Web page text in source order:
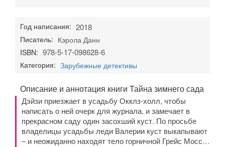
Год написания: 2018
Писатель: Кэрола Данн
ISBN: 978-5-17-098628-6
Категория: Зарубежные детективы
Описание и аннотация книги Тайна зимнего сада
Дэйзи приезжает в усадьбу Окклз-холл, чтобы
написать о ней очерк для журнала, и замечает в
прекрасном саду один засохший куст. По просьбе
владелицы усадьбы леди Валерии куст выкапывают
– и неожиданно находят тело горничной Грейс Мосс…